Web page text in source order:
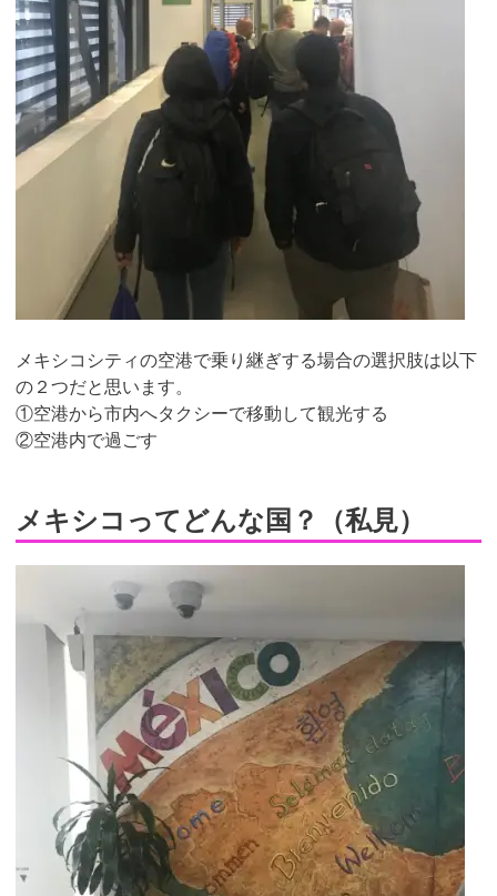
メキシコシティの空港で乗り継ぎする場合の選択肢は以下
の２つだと思います。
①空港から市内へタクシーで移動して観光する
②空港内で過ごす
メキシコってどんな国？（私見）